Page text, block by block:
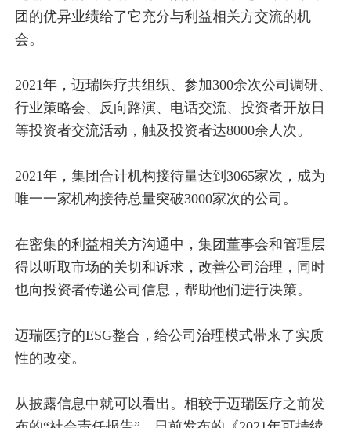
团的优异业绩给了它充分与利益相关方交流的机
会。
2021年，迈瑞医疗共组织、参加300余次公司调研、
行业策略会、反向路演、电话交流、投资者开放日
等投资者交流活动，触及投资者达8000余人次。
2021年，集团合计机构接待量达到3065家次，成为
唯一一家机构接待总量突破3000家次的公司。
在密集的利益相关方沟通中，集团董事会和管理层
得以听取市场的关切和诉求，改善公司治理，同时
也向投资者传递公司信息，帮助他们进行决策。
迈瑞医疗的ESG整合，给公司治理模式带来了实质
性的改变。
从披露信息中就可以看出。相较于迈瑞医疗之前发